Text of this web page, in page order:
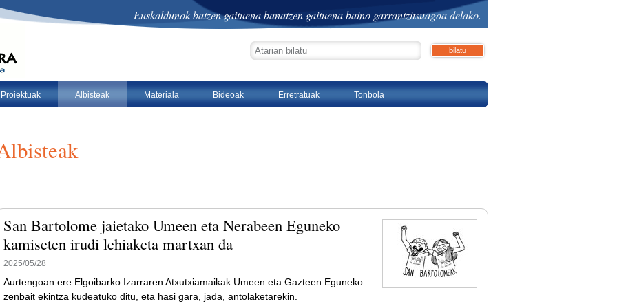
Euskaldunok batzen gaituena banatzen gaituena baino garrantzitsuagoa delako.
bilatu atarian
Proiektuak Albisteak Materiala Bideoak Erretratuak Tonbola
San Bartolome jaietako Umeen eta Nerabeen Eguneko
kamiseten irudi lehiaketa martxan da
2025/05/28
Aurtengoan ere Elgoibarko Izarraren Atxutxiamaikak Umeen eta Gazteen Eguneko
zenbait ekintza kudeatuko ditu, eta hasi gara, jada, antolaketarekin.